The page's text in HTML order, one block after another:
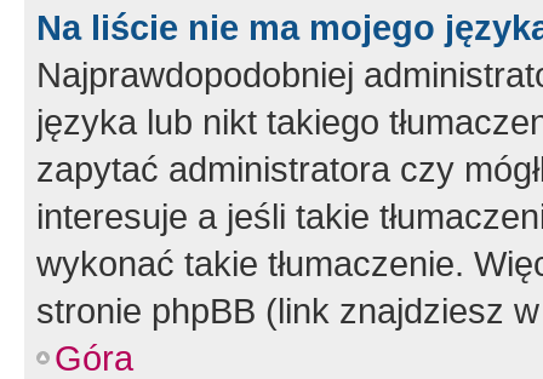
Na liście nie ma mojego
Najprawdopodobniej
języka lub nikt takiego
zapytać administratora czy
interesuje a jeśli takie
wykonać takie tłumaczenie.
stronie phpBB (link znajdziesz
Góra